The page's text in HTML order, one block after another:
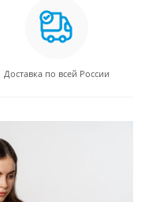
Доставка по всей России